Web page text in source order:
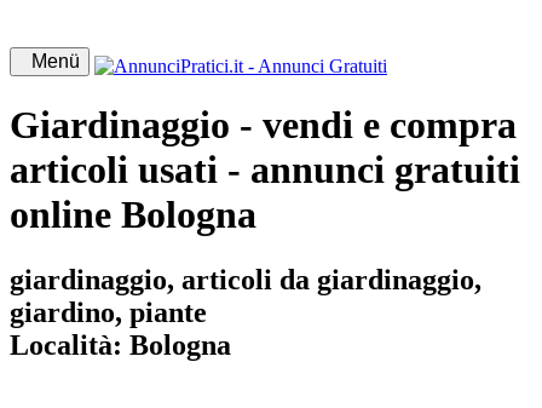
Menü
Giardinaggio - vendi e compra
articoli usati - annunci gratuiti
online Bologna
giardinaggio, articoli da giardinaggio,
giardino, piante
Località: Bologna